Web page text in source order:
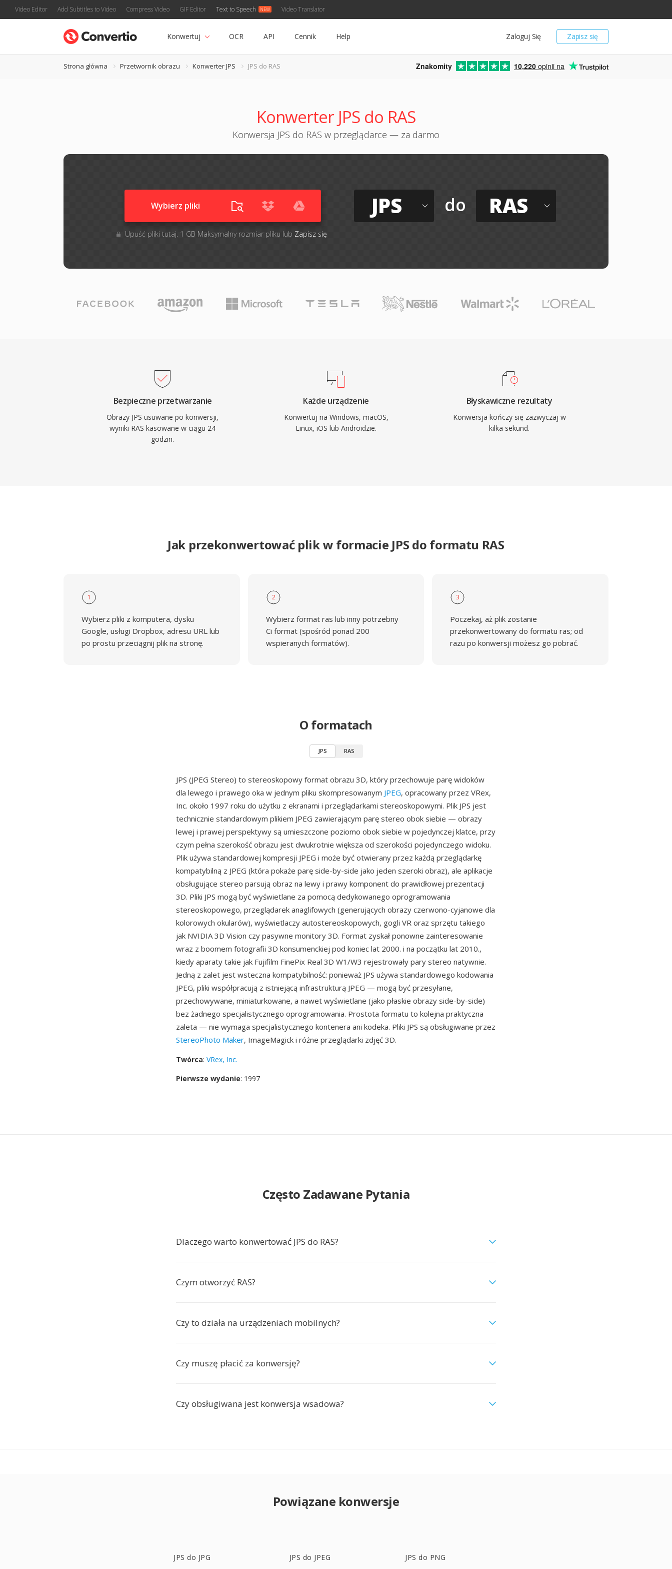
Video Editor Add Subtitles to Video Compress Video GIF Editor Text to Speech Video Translator
Zapisz się
Zaloguj Się
Konwertuj OCR API Cennik Help
Strona główna Przetwornik obrazu Konwerter JPS JPS do RAS Znakomity 10,220 opinii na
Konwerter JPS do RAS
Konwersja JPS do RAS w przeglądarce — za darmo
Wybierz pliki
Upuść pliki tutaj. 1 GB Maksymalny rozmiar pliku lub Zapisz się
JPS do RAS
Bezpieczne przetwarzanie
Obrazy JPS usuwane po konwersji,
wyniki RAS kasowane w ciągu 24
godzin.
Każde urządzenie
Konwertuj na Windows, macOS,
Linux, iOS lub Androidzie.
Błyskawiczne rezultaty
Konwersja kończy się zazwyczaj w
kilka sekund.
Jak przekonwertować plik w formacie JPS do formatu RAS
1
Wybierz pliki z komputera, dysku
Google, usługi Dropbox, adresu URL lub
po prostu przeciągnij plik na stronę.
2
Wybierz format ras lub inny potrzebny
Ci format (spośród ponad 200
wspieranych formatów).
3
Poczekaj, aż plik zostanie
przekonwertowany do formatu ras; od
razu po konwersji możesz go pobrać.
O formatach
JPS RAS
JPS (JPEG Stereo) to stereoskopowy format obrazu 3D, który przechowuje parę widoków
dla lewego i prawego oka w jednym pliku skompresowanym JPEG, opracowany przez VRex,
Inc. około 1997 roku do użytku z ekranami i przeglądarkami stereoskopowymi. Plik JPS jest
technicznie standardowym plikiem JPEG zawierającym parę stereo obok siebie — obrazy
lewej i prawej perspektywy są umieszczone poziomo obok siebie w pojedynczej klatce, przy
czym pełna szerokość obrazu jest dwukrotnie większa od szerokości pojedynczego widoku.
Plik używa standardowej kompresji JPEG i może być otwierany przez każdą przeglądarkę
kompatybilną z JPEG (która pokaże parę side-by-side jako jeden szeroki obraz), ale aplikacje
obsługujące stereo parsują obraz na lewy i prawy komponent do prawidłowej prezentacji
3D. Pliki JPS mogą być wyświetlane za pomocą dedykowanego oprogramowania
stereoskopowego, przeglądarek anaglifowych (generujących obrazy czerwono-cyjanowe dla
kolorowych okularów), wyświetlaczy autostereoskopowych, gogli VR oraz sprzętu takiego
jak NVIDIA 3D Vision czy pasywne monitory 3D. Format zyskał ponowne zainteresowanie
wraz z boomem fotografii 3D konsumenckiej pod koniec lat 2000. i na początku lat 2010.,
kiedy aparaty takie jak Fujifilm FinePix Real 3D W1/W3 rejestrowały pary stereo natywnie.
Jedną z zalet jest wsteczna kompatybilność: ponieważ JPS używa standardowego kodowania
JPEG, pliki współpracują z istniejącą infrastrukturą JPEG — mogą być przesyłane,
przechowywane, miniaturkowane, a nawet wyświetlane (jako płaskie obrazy side-by-side)
bez żadnego specjalistycznego oprogramowania. Prostota formatu to kolejna praktyczna
zaleta — nie wymaga specjalistycznego kontenera ani kodeka. Pliki JPS są obsługiwane przez
StereoPhoto Maker, ImageMagick i różne przeglądarki zdjęć 3D.
Twórca: VRex, Inc.
Pierwsze wydanie: 1997
Często Zadawane Pytania
Dlaczego warto konwertować JPS do RAS?
Czym otworzyć RAS?
Czy to działa na urządzeniach mobilnych?
Czy muszę płacić za konwersję?
Czy obsługiwana jest konwersja wsadowa?
Powiązane konwersje
JPS do JPG JPS do JPEG JPS do PNG